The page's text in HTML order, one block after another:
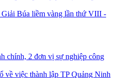
Giải Búa liềm vàng lần thứ VIII -
chính, 2 đơn vị sự nghiệp công
về việc thành lập TP Quảng Ninh